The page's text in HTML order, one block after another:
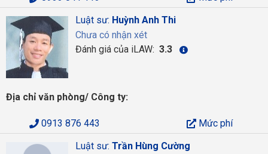
Luật sư: Huỳnh Anh Thi
Chưa có nhận xét
Đánh giá của iLAW: 3.3
Địa chỉ văn phòng/ Công ty:
0913 876 443
Mức phí
Luật sư: Trần Hùng Cường